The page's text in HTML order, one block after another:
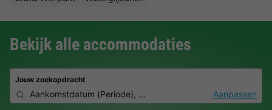
Bekijk alle accommodaties
Jouw zoekopdracht
Aankomstdatum (Periode), 2 personen, 0 huisdierAanpassen